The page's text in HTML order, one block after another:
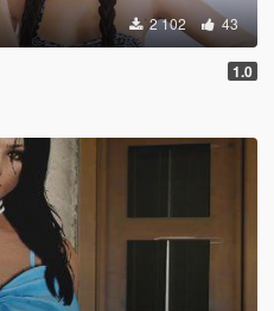
2 102 43
1.0